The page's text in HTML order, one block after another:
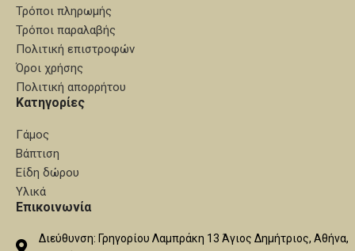
Τρόποι πληρωμής
Τρόποι παραλαβής
Πολιτική επιστροφών
Όροι χρήσης
Πολιτική απορρήτου
Κατηγορίες
Γάμος
Βάπτιση
Είδη δώρου
Υλικά
Επικοινωνία
Διεύθυνση: Γρηγορίου Λαμπράκη 13 Άγιος Δημήτριος, Αθήνα,